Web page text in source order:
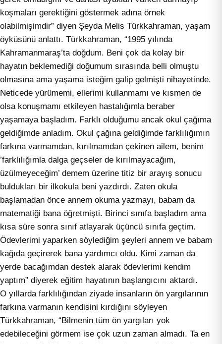
koşmaları gerektiğini göstermek adına örnek
olabilmişimdir” diyen Şeyda Melis Türkkahraman, yaşam
öyküsünü anlattı. Türkkahraman, “1995 yılında
Kahramanmaraş’ta doğdum. Beni çok da kolay bir
hayatın beklemediği doğumum sırasında belli olmuştu
olmasına ama yaşama isteğim galip gelmişti nihayetinde.
Neticede yürümemi, ellerimi kullanmamı ve kısmen de
olsa konuşmamı etkileyen hastalığımla beraber
yaşamaya başladım. Farklı olduğumu ancak okul çağıma
geldiğimde anladım. Okul çağına geldiğimde farklılığımın
farkına varmamdan, kırılmamdan çekinen ailem, benim
’farklılığımla dalga geçseler de kırılmayacağım,
üzülmeyeceğim’ demem üzerine titiz bir arayış sonucu
buldukları bir ilkokula beni yazdırdı. Zaten okula
başlamadan önce annem okuma yazmayı, babam da
matematiği bana öğretmişti. Birinci sınıfa başladım ama
kısa süre sonra sınıf atlayarak üçüncü sınıfa geçtim.
Ödevlerimi yaparken söylediğim şeyleri annem ve babam
kağıda geçirerek bana yardımcı oldu. Kimi zaman da
yerde bacağımdan destek alarak ödevlerimi kendim
yaptım” diyerek eğitim hayatının başlangıcını aktardı.
O yıllarda farklılığından ziyade insanların ön yargılarının
farkına varmanın kendisini kırdığını söyleyen
Türkkahraman, “Bilmenin tüm ön yargıları yok
edebileceğini görmem ise çok uzun zaman almadı. Ta en